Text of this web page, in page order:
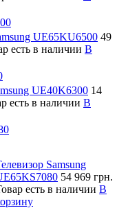
UE65KU6500 49
есть в наличии В
UE40K6300 14
есть в наличии В
Samsung
54 969 грн.
есть в наличии В